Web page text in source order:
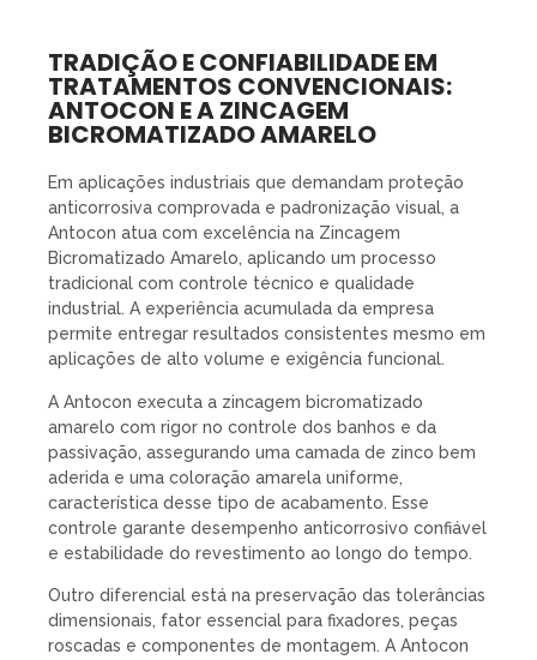
TRADIÇÃO E CONFIABILIDADE EM
TRATAMENTOS CONVENCIONAIS:
ANTOCON E A ZINCAGEM
BICROMATIZADO AMARELO
Em aplicações industriais que demandam proteção
anticorrosiva comprovada e padronização visual, a
Antocon atua com excelência na Zincagem
Bicromatizado Amarelo, aplicando um processo
tradicional com controle técnico e qualidade
industrial. A experiência acumulada da empresa
permite entregar resultados consistentes mesmo em
aplicações de alto volume e exigência funcional.
A Antocon executa a zincagem bicromatizado
amarelo com rigor no controle dos banhos e da
passivação, assegurando uma camada de zinco bem
aderida e uma coloração amarela uniforme,
característica desse tipo de acabamento. Esse
controle garante desempenho anticorrosivo confiável
e estabilidade do revestimento ao longo do tempo.
Outro diferencial está na preservação das tolerâncias
dimensionais, fator essencial para fixadores, peças
roscadas e componentes de montagem. A Antocon